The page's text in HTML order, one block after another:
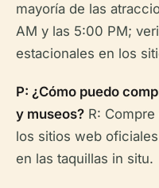
mayoría de las
AM y las 5:00 PM;
estacionales en los
P: ¿Cómo puedo
y museos? R:
los sitios web
en las taquillas in situ.